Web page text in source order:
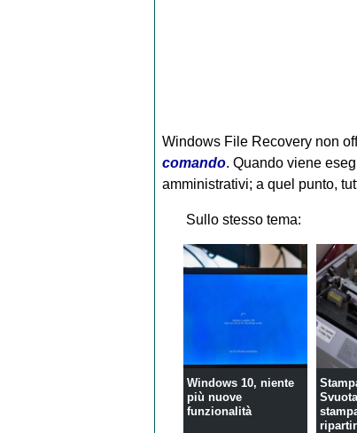
Windows File Recovery non
comando. Quando viene
amministrativi; a quel punto,
Sullo stesso tema:
Windows 10, niente
più nuove
funzionalità